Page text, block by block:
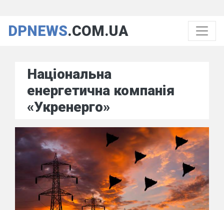
DPNEWS.COM.UA
Національна
енергетична компанія
«Укренерго»